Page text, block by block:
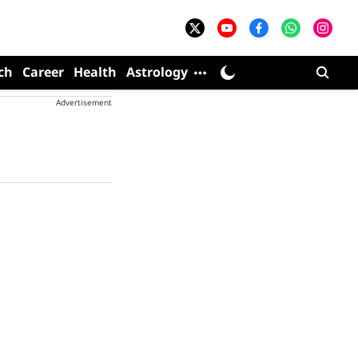
Career Health Astrology
Advertisement